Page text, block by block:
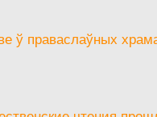
ў праваслаўных